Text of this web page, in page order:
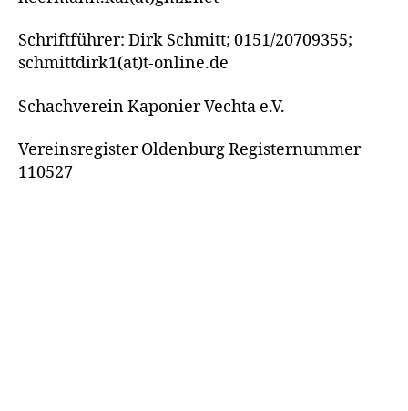
Schriftführer: Dirk Schmitt; 0151/20709355;
schmittdirk1(at)t-online.de
Schachverein Kaponier Vechta e.V.
Vereinsregister Oldenburg Registernummer
110527